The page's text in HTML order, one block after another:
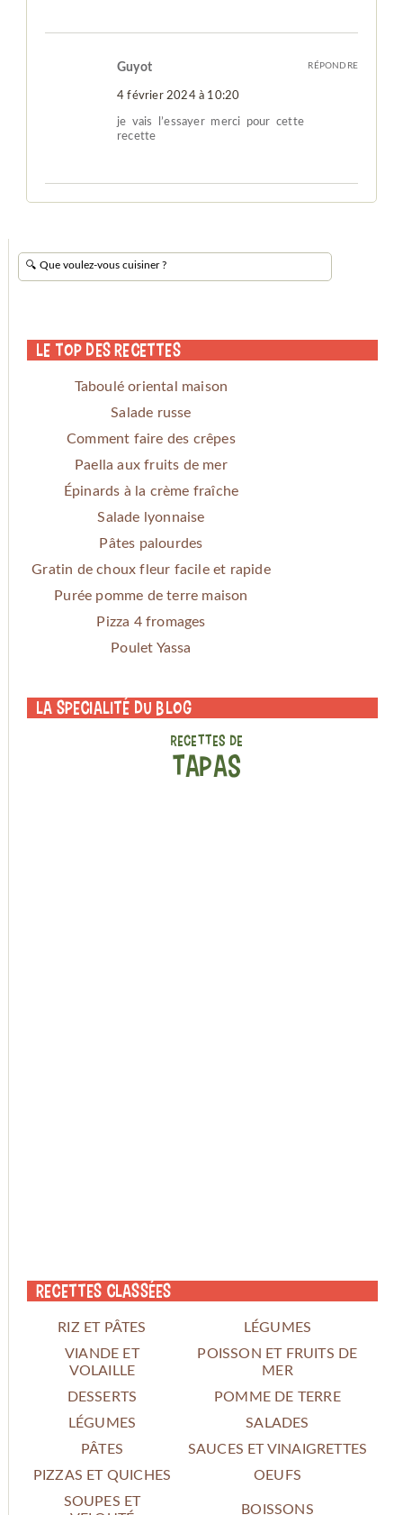
Guyot
4 février 2024 à 10:20
je vais l’essayer merci pour cette
recette
RÉPONDRE
Le Top des Recettes
Taboulé oriental maison
Salade russe
Comment faire des crêpes
Paella aux fruits de mer
Épinards à la crème fraîche
Salade lyonnaise
Pâtes palourdes
Gratin de choux fleur facile et rapide
Purée pomme de terre maison
Pizza 4 fromages
Poulet Yassa
La specialité du blog
RECETTES DE
TAPAS
Recettes classées
RIZ ET PÂTES
LÉGUMES
VIANDE ET
VOLAILLE
POISSON ET FRUITS DE
MER
DESSERTS
POMME DE TERRE
LÉGUMES
SALADES
PÂTES
SAUCES ET VINAIGRETTES
PIZZAS ET QUICHES
OEUFS
SOUPES ET
BOISSONS